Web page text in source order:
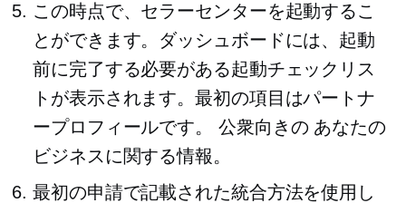
この時点で、セラーセンターを起動するこ
とができます。ダッシュボードには、起動
前に完了する必要がある起動チェックリス
トが表示されます。最初の項目はパートナ
ープロフィールです。 公衆向きの あなたの
ビジネスに関する情報。
最初の申請で記載された統合方法を使用し